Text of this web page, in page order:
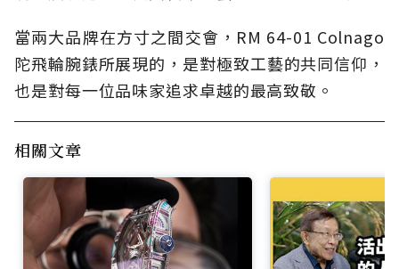
當兩大品牌在方寸之間交會，RM 64-01 Colnago
陀飛輪腕錶所展現的，是對極致工藝的共同信仰，
也是對每一位品味家追求卓越的最高致敬。
相關文章